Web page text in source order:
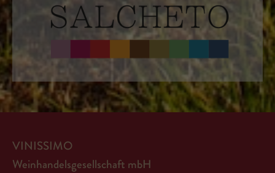
VINISSIMO
Weinhandelsgesellschaft mbH